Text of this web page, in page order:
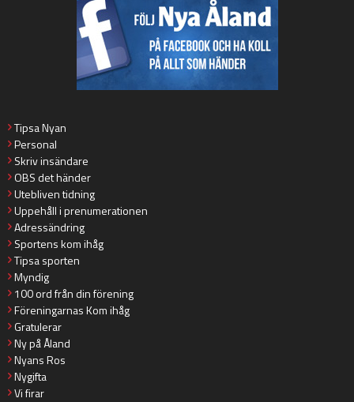
Tipsa Nyan
Personal
Skriv insändare
OBS det händer
Utebliven tidning
Uppehåll i prenumerationen
Adressändring
Sportens kom ihåg
Tipsa sporten
Myndig
100 ord från din förening
Föreningarnas Kom ihåg
Gratulerar
Ny på Åland
Nyans Ros
Nygifta
Vi firar